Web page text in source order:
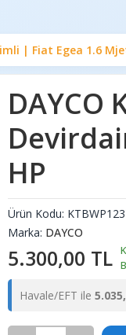
| Fiat Egea 1.6
DAYCO
HP
Ürün Kodu:
Marka: DAYCO
5.300,00 TL
Havale/EFT ile